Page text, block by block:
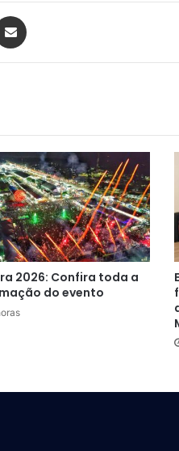
2026: Confira toda a
do evento